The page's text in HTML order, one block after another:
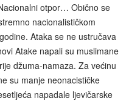
otpor… Obično se
nacionalističkom
Ataka se ne ustručava
Atake napali su muslimane
džuma-namaza. Za većinu
su manje neonacističke
napadale ljevičarske